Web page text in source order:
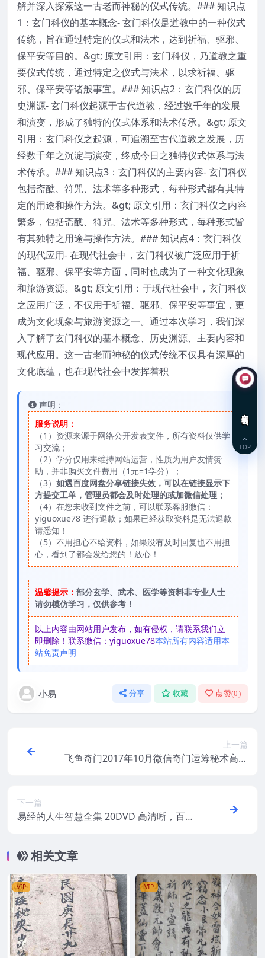
解并深入探索这一古老而神秘的仪式传统。### 知识点
1：玄门科仪的基本概念- 玄门科仪是道教中的一种仪式
传统，旨在通过特定的仪式和法术，达到祈福、驱邪、
保平安等目的。&gt; 原文引用：玄门科仪，乃道教之重
要仪式传统，通过特定之仪式与法术，以求祈福、驱
邪、保平安等诸般事宜。### 知识点2：玄门科仪的历
史渊源- 玄门科仪起源于古代道教，经过数千年的发展
和演变，形成了独特的仪式体系和法术传承。&gt; 原文
引用：玄门科仪之起源，可追溯至古代道教之发展，历
经数千年之沉淀与演变，终成今日之独特仪式体系与法
术传承。### 知识点3：玄门科仪的主要内容- 玄门科仪
包括斋醮、符咒、法术等多种形式，每种形式都有其特
定的用途和操作方法。&gt; 原文引用：玄门科仪之内容
繁多，包括斋醮、符咒、法术等多种形式，每种形式皆
有其独特之用途与操作方法。### 知识点4：玄门科仪
的现代应用- 在现代社会中，玄门科仪被广泛应用于祈
福、驱邪、保平安等方面，同时也成为了一种文化现象
和旅游资源。&gt; 原文引用：于现代社会中，玄门科仪
之应用广泛，不仅用于祈福、驱邪、保平安等事宜，更
成为文化现象与旅游资源之一。通过本次学习，我们深
入了解了玄门科仪的基本概念、历史渊源、主要内容和
现代应用。这一古老而神秘的仪式传统不仅具有深厚的
文化底蕴，也在现代社会中发挥着积
声明：
服务说明：
（1）资源来源于网络公开发表文件，所有资料仅供学
习交流；
（2）学分仅用来维持网站运营，性质为用户友情赞
助，并非购买文件费用（1元=1学分）；
（3） 如遇百度网盘分享链接失效，可以在链接显示下
方提交工单，管理员都会及时处理的或加微信处理；
（4）在您未收到文件之前，可以联系客服微信：
yiguoxue78 进行退款；如果已经获取资料是无法退款
请悉知！
（5）不用担心不给资料，如果没有及时回复也不用担
心，看到了都会发给您的！放心！
温馨提示： 部分玄学、武术、医学等资料非专业人士
请勿模仿学习，仅供参考！
以上内容由网站用户发布，如有侵权，请联系我们立
即删除！联系微信：yiguoxue78本站所有内容适用本
站免责声明
小易 分享 收藏 点赞(0)
上一篇
飞鱼奇门2017年10月微信奇门运筹秘术高级
下一篇
易经的人生智慧全集 20DVD 高清晰，百度
相关文章
VIP VIP
TOP